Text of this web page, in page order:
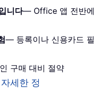
니다— Office 앱 전반에
— 등록이나 신용카드 필
구매 대비 절약
세한 정